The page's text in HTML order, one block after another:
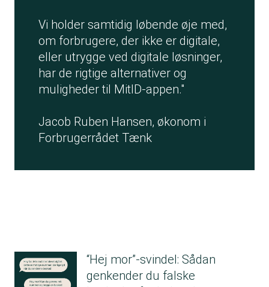
Vi holder samtidig løbende øje med,
om forbrugere, der ikke er digitale,
eller utrygge ved digitale løsninger,
har de rigtige alternativer og
muligheder til MitID-appen."
Jacob Ruben Hansen, økonom i
Forbrugerrådet Tænk
“Hej mor”-svindel: Sådan
genkender du falske